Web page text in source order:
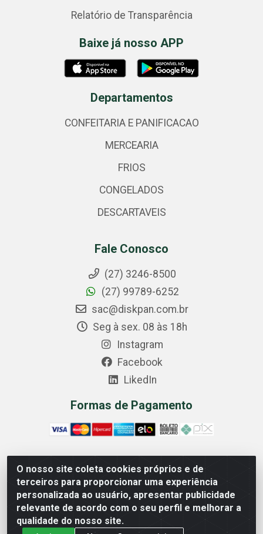
O nosso site coleta cookies próprios e de
terceiros para proporcionar uma experiência
personalizada ao usuário, apresentar publicidade
relevante de acordo com o seu perfil e melhorar a
qualidade do nosso site.
Relatório de Transparência
Baixe já nosso APP
Departamentos
CONFEITARIA E PANIFICACAO
MERCEARIA
FRIOS
CONGELADOS
DESCARTAVEIS
Fale Conosco
(27) 3246-8500
(27) 99789-6252
sac@diskpan.com.br
Seg à sex. 08 às 18h
Instagram
Facebook
LikedIn
Formas de Pagamento
Comercial Diskpan Ltda - Av. Fernando Antonio, 1911 -
Sotelandia, Cariacica/ES - CEP 29140-669 - CNPJ
02.691.482/0001-07